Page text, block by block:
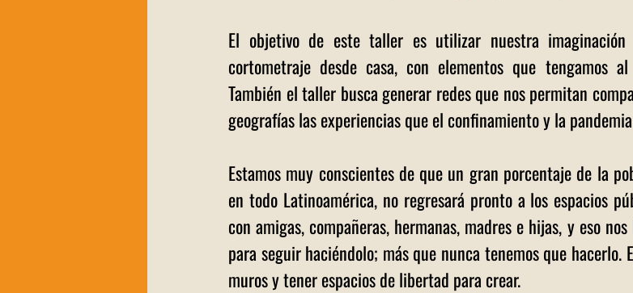
El objetivo de este taller es utilizar nuestra
cortometraje desde casa, con elementos que tengamos
También el taller busca generar redes que nos permitan
geografías las experiencias que el confinamiento y la
Estamos muy conscientes de que un gran porcentaje de la
en todo Latinoamérica, no regresará pronto a los espacios
con amigas, compañeras, hermanas, madres e hijas, y eso
para seguir haciéndolo; más que nunca tenemos que
muros y tener espacios de libertad para crear.